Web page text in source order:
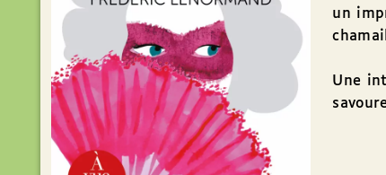
un
Une